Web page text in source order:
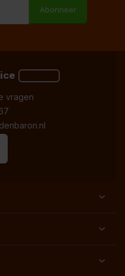
Abonneer
vragen